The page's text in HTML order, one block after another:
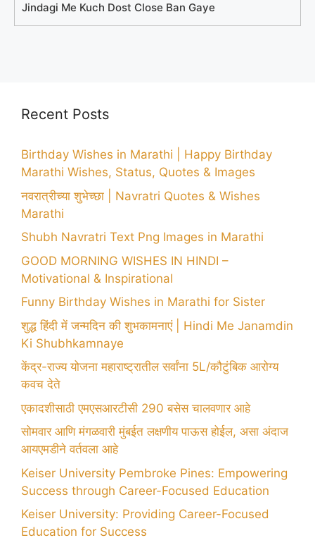
Jindagi Me Kuch Dost Close Ban Gaye
Recent Posts
Birthday Wishes in Marathi | Happy Birthday
Marathi Wishes, Status, Quotes & Images
नवरात्रीच्या शुभेच्छा | Navratri Quotes & Wishes
Marathi
Shubh Navratri Text Png Images in Marathi
GOOD MORNING WISHES IN HINDI –
Motivational & Inspirational
Funny Birthday Wishes in Marathi for Sister
शुद्ध हिंदी में जन्मदिन की शुभकामनाएं | Hindi Me Janamdin
Ki Shubhkamnaye
केंद्र-राज्य योजना महाराष्ट्रातील सर्वांना 5L/कौटुंबिक आरोग्य
कवच देते
एकादशीसाठी एमएसआरटीसी 290 बसेस चालवणार आहे
सोमवार आणि मंगळवारी मुंबईत लक्षणीय पाऊस होईल, असा अंदाज
आयएमडीने वर्तवला आहे
Keiser University Pembroke Pines: Empowering
Success through Career-Focused Education
Keiser University: Providing Career-Focused
Education for Success